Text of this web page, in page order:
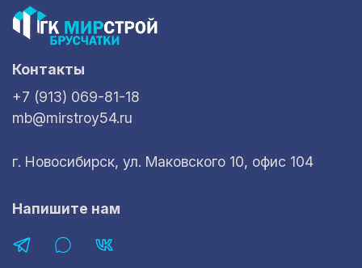
Контакты
+7 (913) 069-81-18
mb@mirstroy54.ru
г. Новосибирск, ул. Маковского 10, офис 104
Напишите нам